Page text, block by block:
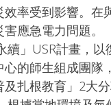
率受到影響。
應急電力問題。
的師生組成團
扎根教育」2大分